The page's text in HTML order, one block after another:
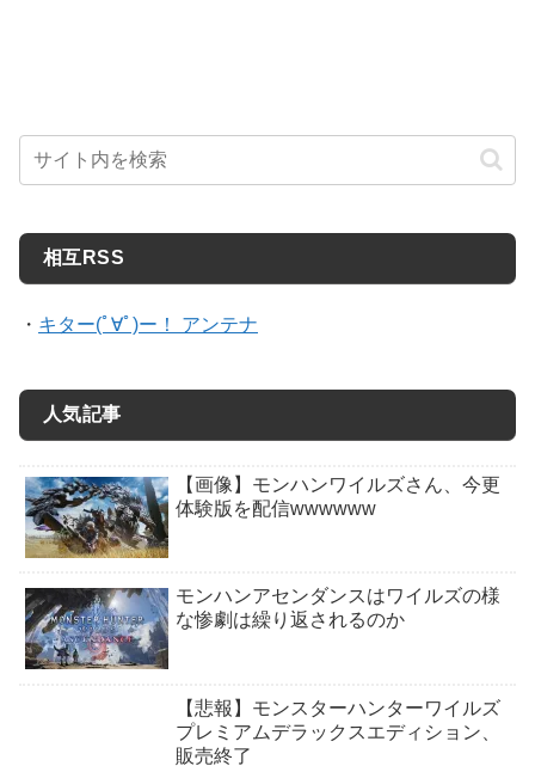
相互RSS
・ キター(ﾟ∀ﾟ)ー！ アンテナ
人気記事
【画像】モンハンワイルズさん、今更
体験版を配信wwwwww
モンハンアセンダンスはワイルズの様
な惨劇は繰り返されるのか
【悲報】モンスターハンターワイルズ
プレミアムデラックスエディション、
販売終了